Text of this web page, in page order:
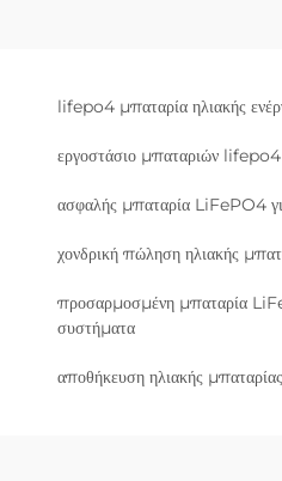
lifepo4 μπαταρία ηλιακής
εργοστάσιο μπαταριών lifepo4
ασφαλής μπαταρία LiFePO4
χονδρική πώληση ηλιακής
προσαρμοσμένη μπαταρία
συστήματα
αποθήκευση ηλιακής